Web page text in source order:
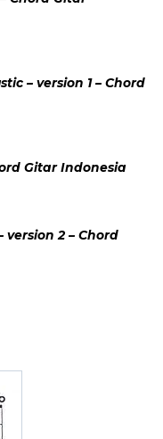
– version 1 – Chord
Gitar Indonesia
2 – Chord